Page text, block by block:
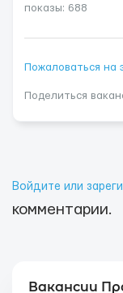
показы: 688
Пожаловаться на
Поделиться
Войдите или
комментарии.
Вакансии